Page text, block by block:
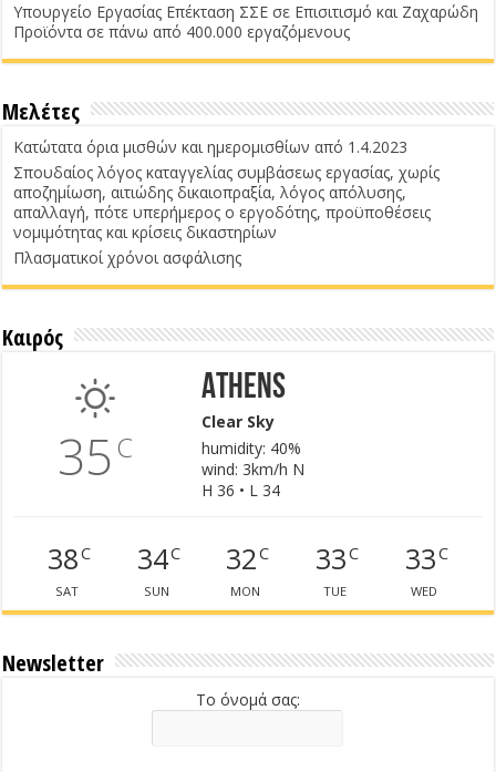
Υπουργείο Εργασίας Επέκταση ΣΣΕ σε Επισιτισμό και Ζαχαρώδη
Προϊόντα σε πάνω από 400.000 εργαζόμενους
Μελέτες
Κατώτατα όρια μισθών και ημερομισθίων από 1.4.2023
Σπουδαίος λόγος καταγγελίας συμβάσεως εργασίας, χωρίς
αποζημίωση, αιτιώδης δικαιοπραξία, λόγος απόλυσης,
απαλλαγή, πότε υπερήμερος ο εργοδότης, προϋποθέσεις
νομιμότητας και κρίσεις δικαστηρίων
Πλασματικοί χρόνοι ασφάλισης
Καιρός
35C
Athens
Clear Sky
humidity: 40%
wind: 3km/h N
H 36 • L 34
38C
SAT
34C
SUN
32C
MON
33C
TUE
33C
WED
Newsletter
Το όνομά σας: